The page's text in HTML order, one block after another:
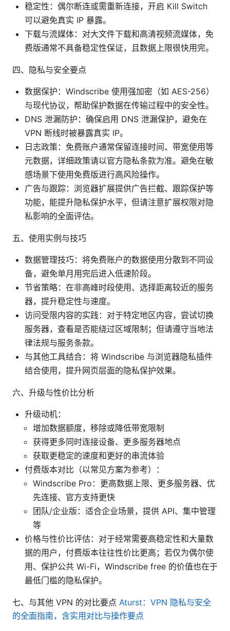
稳定性：偶尔断连或需重新连接，开启 Kill Switch
可以避免真实 IP 暴露。
下载与流媒体：对大文件下载和高清视频流媒体，免
费版通常不具备稳定性保证，且数据上限很快用完。
四、隐私与安全要点
数据保护：Windscribe 使用强加密（如 AES-256）
与现代协议，帮助保护数据在传输过程中的安全性。
DNS 泄漏防护：确保启用 DNS 泄漏保护，避免在
VPN 断线时被暴露真实 IP。
日志政策：免费账户通常保留连接时间、带宽使用等
元数据，详细政策请以官方隐私条款为准。避免在敏
感场景下使用免费版进行高风险操作。
广告与跟踪：浏览器扩展提供广告拦截、跟踪保护等
功能，能提升隐私保护水平，但请注意扩展权限对隐
私影响的全面评估。
五、使用实例与技巧
数据管理技巧：将免费账户的数据使用分散到不同设
备，避免单月用完后进入低速阶段。
节省策略：在非高峰时段使用、选择距离较近的服务
器，提升稳定性与速度。
访问受限内容的实践：对于特定地区内容，尝试切换
服务器，查看是否能绕过区域限制；但请遵守当地法
律法规与服务条款。
与其他工具结合：将 Windscribe 与浏览器隐私插件
结合使用，提升网页层面的隐私保护效果。
六、升级与性价比分析
升级动机：
增加数据额度，移除或降低带宽限制
获得更多同时连接设备、更多服务器地点
获取更稳定的速度和更好的串流体验
付费版本对比（以常见方案为参考）：
Windscribe Pro：更高数据上限、更多服务器、优
先连接、官方支持更快
团队/企业版：适合企业场景，提供 API、集中管理
等
价格与性价比评估：对于经常需要高稳定性和大量数
据的用户，付费版本往往性价比更高；若仅为偶尔使
用、保护公共 Wi-Fi，Windscribe free 的价值也在于
最低门槛的隐私保护。
七、与其他 VPN 的对比要点 Aturst：VPN 隐私与安全
的全面指南，含实用对比与操作要点